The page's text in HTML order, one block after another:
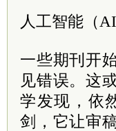
人工智能（
一些期刊开
见错误。这
学发现，依
剑，它让审